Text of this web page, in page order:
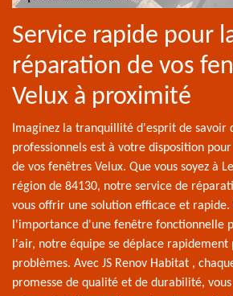
Service rapide pour
réparation de vos
Velux à proximité
Imaginez la tranquillité d'esprit de savoir
professionnels est à votre disposition
de vos fenêtres Velux. Que vous soyez à
région de 84130, notre service de
vous offrir une solution efficace et rapide.
l'importance d'une fenêtre fonctionnelle
l'air, notre équipe se déplace rapidement
problèmes. Avec JS Renov Habitat ,
promesse de qualité et de durabilité,